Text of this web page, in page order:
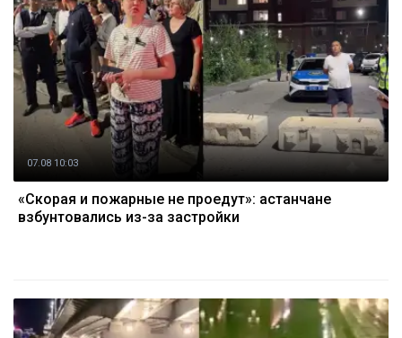
07.08 10:03
«Скорая и пожарные не проедут»: астанчане
взбунтовались из-за застройки